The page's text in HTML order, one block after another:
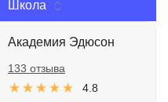
Школа
Академия Эдюсон
4.8
133 отзыва